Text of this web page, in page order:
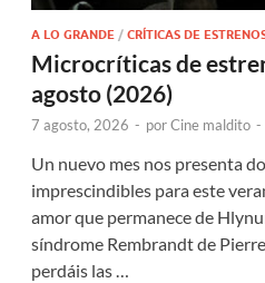
A LO GRANDE /CRÍTICAS DE
Microcríticas de
agosto (2026)
7 agosto, 2026 - porCine maldito -
Un nuevo mes nos presenta
imprescindibles para este
amor que permanece de
síndrome Rembrandt de
perdáis las …